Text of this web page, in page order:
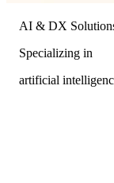
AI & DX
Specializing in
artificial